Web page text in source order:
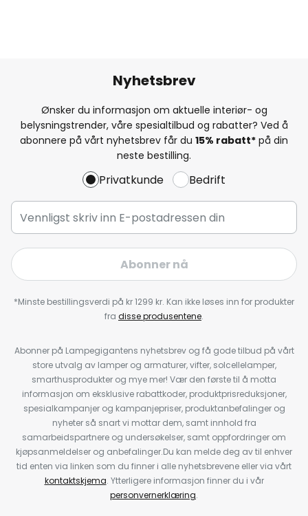
Nyhetsbrev
Ønsker du informasjon om aktuelle interiør- og
belysningstrender, våre spesialtilbud og rabatter? Ved å
abonnere på vårt nyhetsbrev får du 15% rabatt* på din
neste bestilling.
Privatkunde Bedrift
Abonner nå
*Minste bestillingsverdi på kr 1299 kr. Kan ikke løses inn for produkter
fra disse produsentene.
Abonner på Lampegigantens nyhetsbrev og få gode tilbud på vårt
store utvalg av lamper og armaturer, vifter, solcellelamper,
smarthusprodukter og mye mer! Vær den første til å motta
informasjon om eksklusive rabattkoder, produktprisreduksjoner,
spesialkampanjer og kampanjepriser, produktanbefalinger og
nyheter så snart vi mottar dem, samt innhold fra
samarbeidspartnere og undersøkelser, samt oppfordringer om
kjøpsanmeldelser og anbefalinger.Du kan melde deg av til enhver
tid enten via linken som du finner i alle nyhetsbrevene eller via vårt
kontaktskjema. Ytterligere informasjon finner du i vår
personvernerklæring.